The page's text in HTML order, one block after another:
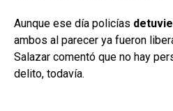
Aunque ese día policías
ambos al parecer ya fueron
Salazar comentó que no hay
delito, todavía.